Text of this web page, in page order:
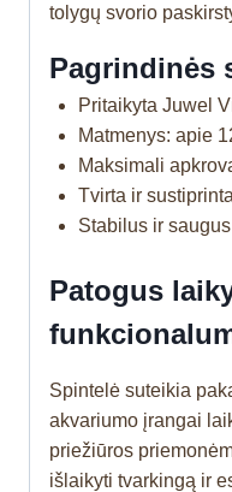
tolygų svorio
Pagrindinės
Pritaikyta Juwel
Matmenys: apie
Maksimali
Tvirta ir
Stabilus ir
Patogus
Spintelė suteikia
akvariumo įrangai
priežiūros
išlaikyti tvarkingą ir